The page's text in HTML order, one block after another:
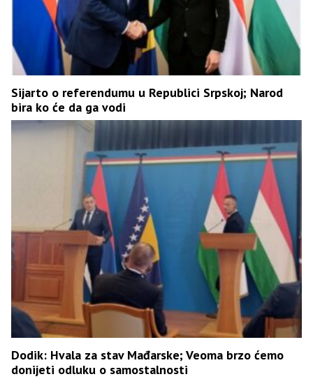
Sijarto o referendumu u Republici Srpskoj; Narod
bira ko će da ga vodi
Dodik: Hvala za stav Mađarske; Veoma brzo ćemo
donijeti odluku o samostalnosti